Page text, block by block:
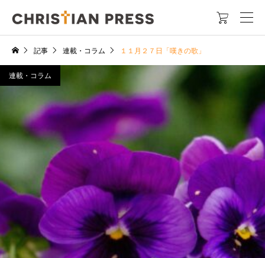

記事 連載・コラム １１月２７日「嘆きの歌」
連載・コラム